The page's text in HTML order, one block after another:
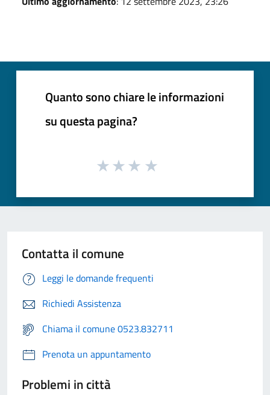
Quanto sono chiare le informazioni
su questa pagina?
Contatta il comune
Leggi le domande frequenti
Richiedi Assistenza
Chiama il comune 0523.832711
Prenota un appuntamento
Problemi in città